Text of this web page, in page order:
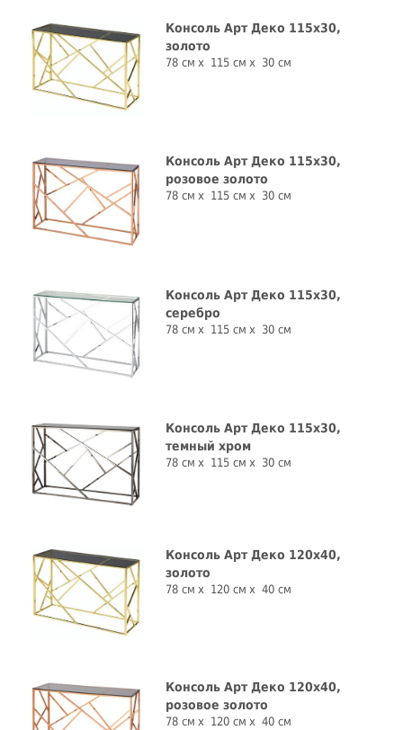
Консоль Арт Деко 115x30,
золото
78 см 115 см 30 см
Консоль Арт Деко 115x30,
розовое золото
78 см 115 см 30 см
Консоль Арт Деко 115x30,
серебро
78 см 115 см 30 см
Консоль Арт Деко 115x30,
темный хром
78 см 115 см 30 см
Консоль Арт Деко 120x40,
золото
78 см 120 см 40 см
Консоль Арт Деко 120x40,
розовое золото
78 см 120 см 40 см